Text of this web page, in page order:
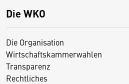
Die WKO
Die Organisation
Wirtschaftskammerwahlen
Transparenz
Rechtliches